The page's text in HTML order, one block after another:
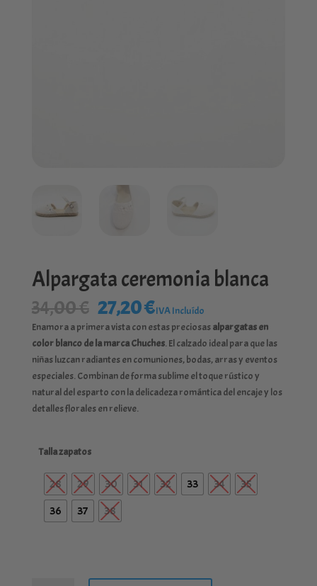
Alpargata ceremonia blanca
34,00€ El
precio
original
era:
34,00 €.
27,20€El
precio
actual
es:
27,20 €.
IVA Incluído
Enamora a primera vista con estas preciosasalpargatas en
color blanco de la marca Chuches. El calzado ideal para que las
niñas luzcan radiantes en comuniones, bodas, arras y eventos
especiales. Combinan de forma sublime el toque rústico y
natural del esparto con la delicadeza romántica del encaje y los
detalles florales en relieve.
Talla zapatos
28 29 30 31 32 33 34
35
36
37 38